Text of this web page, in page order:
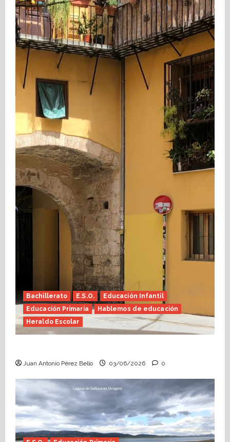
Bachillerato E.S.O.
Educación Infantil
Educación Primaria
Hablemos de educación
Heraldo Escolar
Juan Antonio Pérez Bello 03/06/2026 0